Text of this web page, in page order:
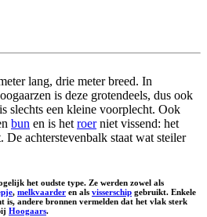
lang, drie meter breed. In
is deze grotendeels, dus ook
slechts een kleine voorplecht. Ook
bun en is het roerniet vissend: het
De achterstevenbalk staat wat steiler
het oudste type. Ze werden zowel als
, melkvaarder en als visserschip gebruikt. Enkele
is, andere bronnen vermelden dat het vlak sterk
Hoogaars.